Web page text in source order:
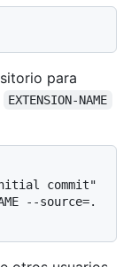
para
EXTENSION-NAME
commit"
--source=.